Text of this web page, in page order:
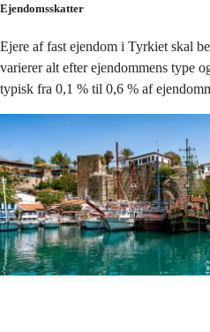
Ejendomsskatter
Ejere af fast ejendom i Tyrkiet skal
varierer alt efter ejendommens type
typisk fra 0,1 % til 0,6 % af